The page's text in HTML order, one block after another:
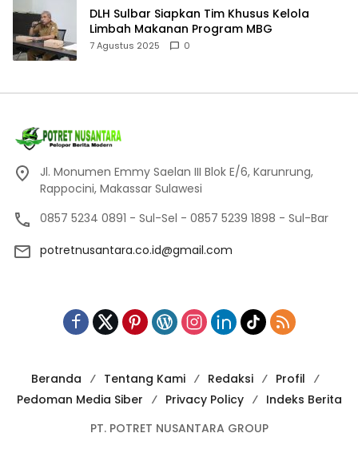
DLH Sulbar Siapkan Tim Khusus Kelola
Limbah Makanan Program MBG
7 Agustus 2025 0
Jl. Monumen Emmy Saelan III Blok E/6, Karunrung,
Rappocini, Makassar Sulawesi
0857 5234 0891 - Sul-Sel - 0857 5239 1898 - Sul-Bar
potretnusantara.co.id@gmail.com
Beranda Tentang Kami Redaksi
Profil
Pedoman Media Siber
Privacy Policy
Indeks Berita
PT. POTRET NUSANTARA GROUP